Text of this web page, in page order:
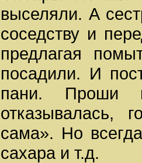
выселяли. А
соседству и
предлагая
посадили. И
пани. Проши
отказывалась,
сама». Но
сахара и т.д.